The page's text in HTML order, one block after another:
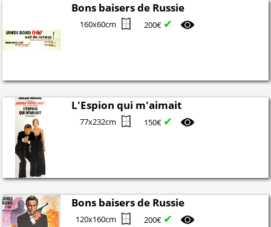
Bons baisers de Russie
160x60cm 200€ ✔
L'Espion qui m'aimait
77x232cm 150€ ✔
Bons baisers de Russie
120x160cm 200€ ✔